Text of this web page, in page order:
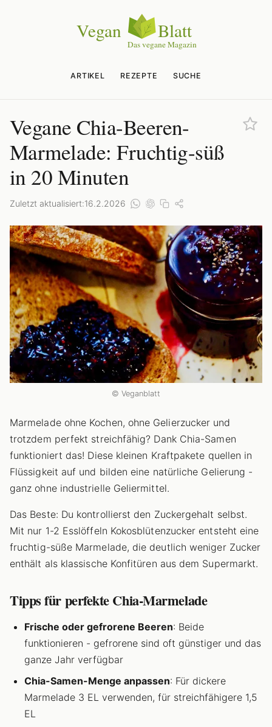
ARTIKEL REZEPTE SUCHE
Vegane Chia-Beeren-
Marmelade: Fruchtig-süß
in 20 Minuten
Zuletzt aktualisiert:16.2.2026
© Veganblatt
Marmelade ohne Kochen, ohne Gelierzucker und
trotzdem perfekt streichfähig? Dank Chia-Samen
funktioniert das! Diese kleinen Kraftpakete quellen in
Flüssigkeit auf und bilden eine natürliche Gelierung -
ganz ohne industrielle Geliermittel.
Das Beste: Du kontrollierst den Zuckergehalt selbst.
Mit nur 1-2 Esslöffeln Kokosblütenzucker entsteht eine
fruchtig-süße Marmelade, die deutlich weniger Zucker
enthält als klassische Konfitüren aus dem Supermarkt.
Tipps für perfekte Chia-Marmelade
Frische oder gefrorene Beeren: Beide
funktionieren - gefrorene sind oft günstiger und das
ganze Jahr verfügbar
Chia-Samen-Menge anpassen: Für dickere
Marmelade 3 EL verwenden, für streichfähigere 1,5
EL